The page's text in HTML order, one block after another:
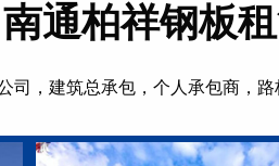
南通柏祥钢板
司，建筑总承包，个人承包商，